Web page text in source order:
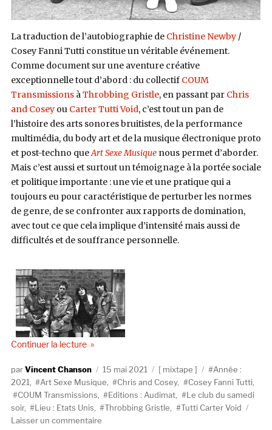
La traduction de l’autobiographie de Christine Newby/
Cosey Fanni Tutti constitue un véritable événement.
Comme document sur une aventure créative
exceptionnelle tout d’abord : du collectif COUM
TransmissionsàThrobbing Gristle, en passant par Chris
and Coseyou Carter Tutti Void, c’est tout un pan de
l’histoire des arts sonores bruitistes, de la performance
multimédia, du body art et de la musique électronique proto
et post-techno queArt Sexe Musiquenous permet d’aborder.
Mais c’est aussi et surtout un témoignage à la portée sociale
et politique importante : une vie et une pratique qui a
toujours eu pour caractéristique de perturber les normes
de genre, de se confronter aux rapports de domination,
avec tout ce que cela implique d’intensité mais aussi de
difficultés et de souffrance personnelle.
Continuer la lecturede « Le club du samedi soir #49 : Cosey Fanni
AuteurVincent Chanson
Publié
le
15 mai 2021 Catégories
mixtape Étiquettes
Année :
2021
Art Sexe Musique Chris and Cosey, Cosey Fanni Tutti
COUM Transmissions
Editions : Audimat
Le club du samedi
soir, Lieu : Etats Unis Throbbing Gristle
Tutti Carter Void
Laisser un commentairesur